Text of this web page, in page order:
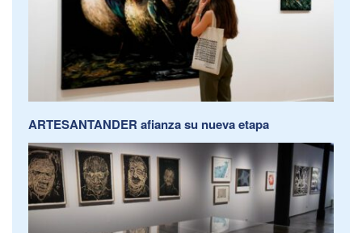
ARTESANTANDER afianza su nueva etapa